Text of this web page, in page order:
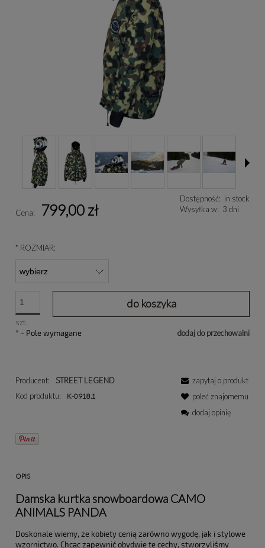
Dostępność: in stock
Wysyłka w: 3 dni
Cena: 799,00 zł
* ROZMIAR:
szt.
do koszyka
dodaj do przechowalni
* - Pole wymagane
Producent:
STREET LEGEND
Kod produktu:
K-0918.1
zapytaj o produkt
poleć znajomemu
dodaj opinię
OPIS
Damska kurtka snowboardowa CAMO
ANIMALS PANDA
Doskonale wiemy, że kobiety cenią zarówno wygodę, jak i stylowe
wzornictwo. Chcąc zapewnić obydwie te cechy, stworzyliśmy